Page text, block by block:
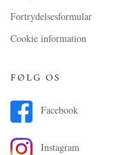
Fortrydelsesformular
Cookie information
FØLG OS
Facebook
Instagram